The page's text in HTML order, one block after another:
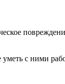
с ними